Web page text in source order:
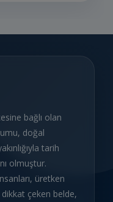
bağlı olan
doğal
tarih
olmuştur.
üretken
dikkat çeken belde,